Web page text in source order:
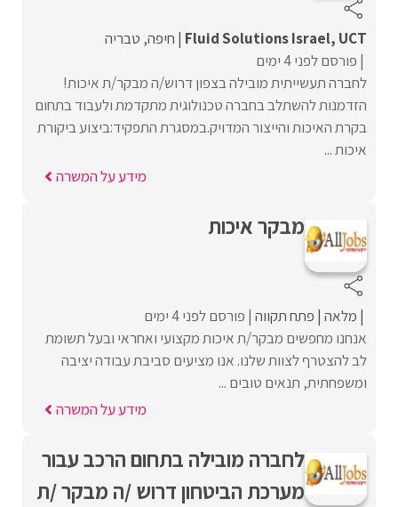
Fluid Solutions Israel, UCT חיפה טבריה
פורסם לפני 4 ימים
לחברה תעשייתית מובילה בצפון דרוש/ה מבקר/ת איכות!
הזדמנות להשתלב בחברה טכנולוגית מתקדמת ולעבוד בתחום
בקרת האיכות והייצור המדויק.במסגרת התפקיד:ביצוע ביקורת
איכות ...
מידע על המשרה
מבקר איכות
מלאה פתח תקווה פורסם לפני 4 ימים
אנחנו מחפשים מבקר/ת איכות מקצועי ואחראי ובעל תשומת
לב להצטרף לצוות שלנו. אנו מציעים סביבת עבודה יציבה
ומשפחתית, תנאים טובים ...
מידע על המשרה
לחברה מובילה בתחום הרכב עבור
מערכת הביטחון דרוש /ה מבקר /ת